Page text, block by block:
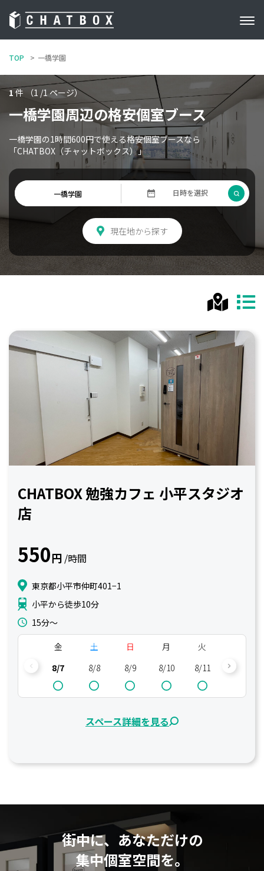
TOP 一橋学園
1件 （1 /1 ページ）
一橋学園周辺の格安個室ブース
一橋学園の1時間600円で使える格安個室ブースなら
「CHATBOX（チャットボックス）」
現在地から探す
CHATBOX 勉強カフェ 小平スタジオ
店
550円 /時間
東京都小平市仲町401−1
小平から徒歩10分
15分〜
金
8/7
土
8/8
日
8/9
月
8/10
火
8/11
8/12
スペース詳細を見る
街中に、あなただけの
集中個室空間を。